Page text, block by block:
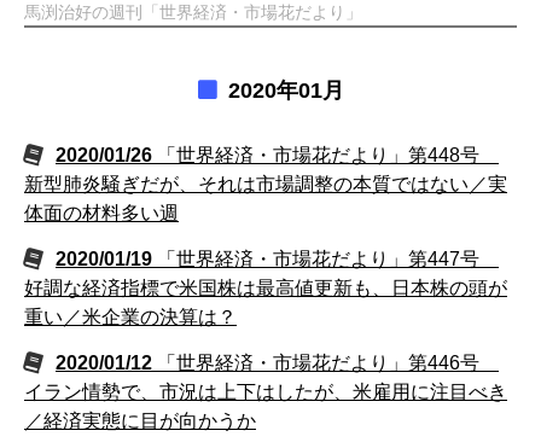
馬渕治好の週刊「世界経済・市場花だより」
2020年01月
2020/01/26
「世界経済・市場花だより」第448号
新型肺炎騒ぎだが、それは市場調整の本質ではない／実
体面の材料多い週
2020/01/19
「世界経済・市場花だより」第447号
好調な経済指標で米国株は最高値更新も、日本株の頭が
重い／米企業の決算は？
2020/01/12
「世界経済・市場花だより」第446号
イラン情勢で、市況は上下はしたが、米雇用に注目べき
／経済実態に目が向かうか